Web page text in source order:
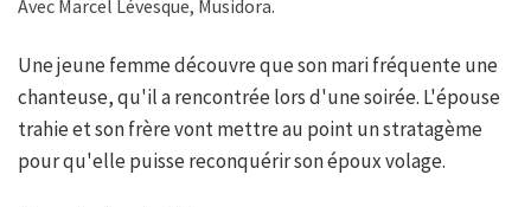
Avec Marcel Lévesque, Musidora.
Une jeune femme découvre que son mari fréquente une
chanteuse, qu'il a rencontrée lors d'une soirée. L'épouse
trahie et son frère vont mettre au point un stratagème
pour qu'elle puisse reconquérir son époux volage.